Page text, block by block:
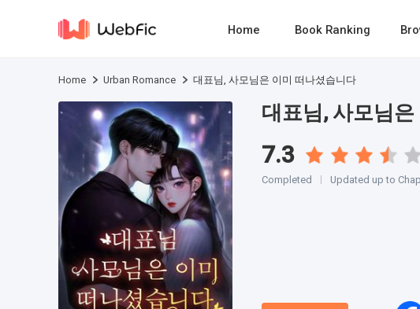
Home Book Ranking
Home Urban Romance 대표님, 사모님은 이미 떠나셨습니다
대표님, 사모님
7.3
Completed Updated up to